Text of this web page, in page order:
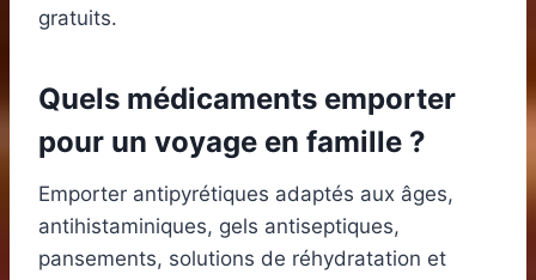
gratuits.
Quels médicaments emporter
pour un voyage en famille ?
Emporter antipyrétiques adaptés aux âges,
antihistaminiques, gels antiseptiques,
pansements, solutions de réhydratation et